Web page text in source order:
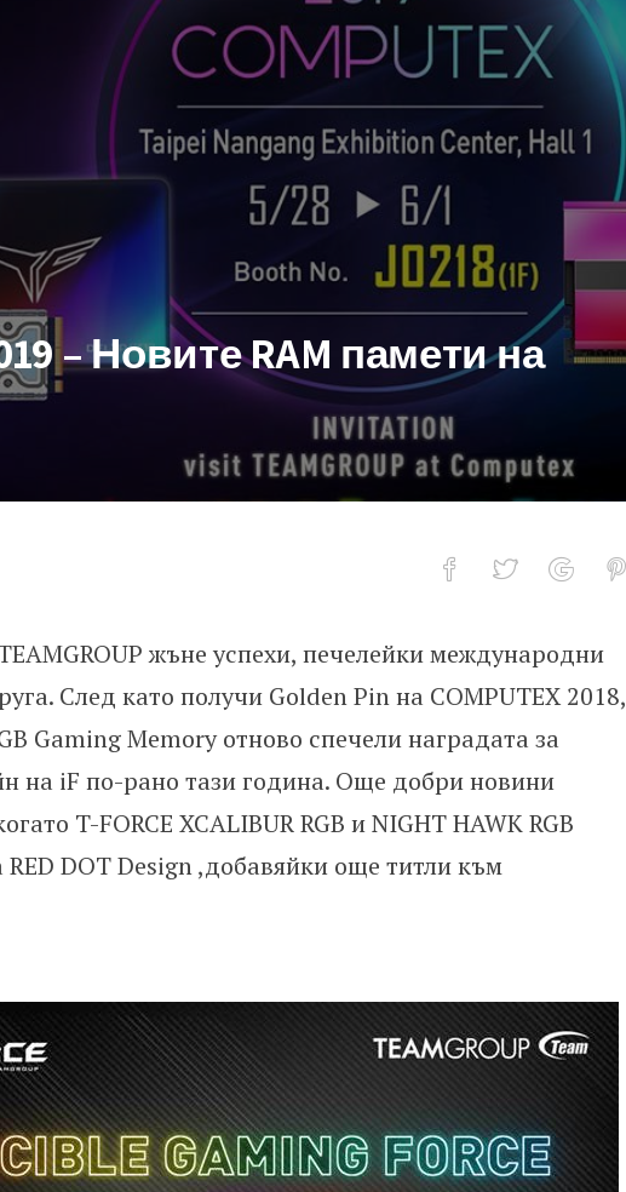
– Новите RAM памети на
RAM памети на TEAMGROUP
жъне успехи, печелейки международни
След като получи Golden Pin на COMPUTEX 2018,
Gaming Memory отново спечели наградата за
на iF по-рано тази година. Още добри новини
T-FORCE XCALIBUR RGB и NIGHT HAWK RGB
RED DOT Design ,добавяйки още титли към